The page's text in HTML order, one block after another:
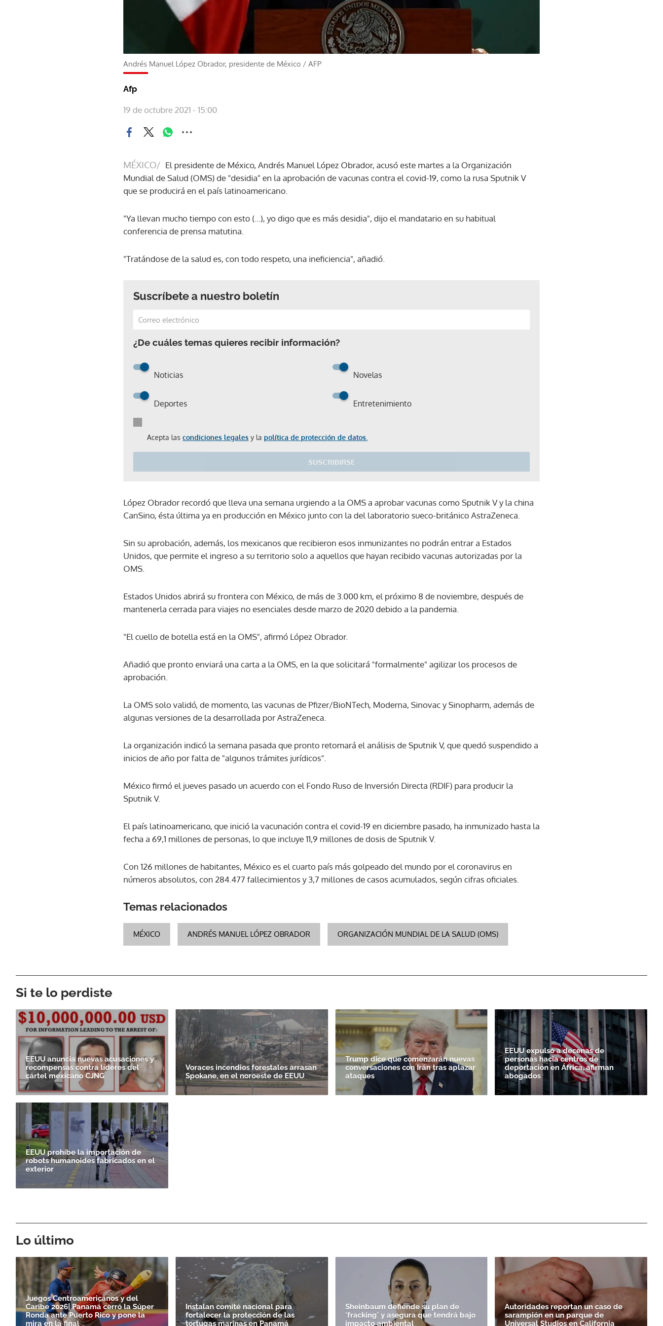
Andrés Manuel López Obrador, presidente de México / AFP
Afp
19 de octubre 2021 - 15:00
MÉXICO/ El presidente de México, Andrés Manuel López Obrador, acusó este martes a la Organización
Mundial de Salud (OMS) de "desidia" en la aprobación de vacunas contra el covid-19, como la rusa Sputnik V
que se producirá en el país latinoamericano.
"Ya llevan mucho tiempo con esto (...), yo digo que es más desidia", dijo el mandatario en su habitual
conferencia de prensa matutina.
"Tratándose de la salud es, con todo respeto, una ineficiencia", añadió.
Suscríbete a nuestro boletín
¿De cuáles temas quieres recibir información?
Noticias Novelas
Deportes Entretenimiento
Acepta las condiciones legales y la política de protección de datos.
SUSCRIBIRSE
Gracias por suscribirte a nuestro boletín.
López Obrador recordó que lleva una semana urgiendo a la OMS a aprobar vacunas como Sputnik V y la china
CanSino, ésta última ya en producción en México junto con la del laboratorio sueco-británico AstraZeneca.
Sin su aprobación, además, los mexicanos que recibieron esos inmunizantes no podrán entrar a Estados
Unidos, que permite el ingreso a su territorio solo a aquellos que hayan recibido vacunas autorizadas por la
OMS.
Estados Unidos abrirá su frontera con México, de más de 3.000 km, el próximo 8 de noviembre, después de
mantenerla cerrada para viajes no esenciales desde marzo de 2020 debido a la pandemia.
"El cuello de botella está en la OMS", afirmó López Obrador.
Añadió que pronto enviará una carta a la OMS, en la que solicitará "formalmente" agilizar los procesos de
aprobación.
La OMS solo validó, de momento, las vacunas de Pfizer/BioNTech, Moderna, Sinovac y Sinopharm, además de
algunas versiones de la desarrollada por AstraZeneca.
La organización indicó la semana pasada que pronto retomará el análisis de Sputnik V, que quedó suspendido a
inicios de año por falta de "algunos trámites jurídicos".
México firmó el jueves pasado un acuerdo con el Fondo Ruso de Inversión Directa (RDIF) para producir la
Sputnik V.
El país latinoamericano, que inició la vacunación contra el covid-19 en diciembre pasado, ha inmunizado hasta la
fecha a 69,1 millones de personas, lo que incluye 11,9 millones de dosis de Sputnik V.
Con 126 millones de habitantes, México es el cuarto país más golpeado del mundo por el coronavirus en
números absolutos, con 284.477 fallecimientos y 3,7 millones de casos acumulados, según cifras oficiales.
Temas relacionados
MÉXICO ANDRÉS MANUEL LÓPEZ OBRADOR ORGANIZACIÓN MUNDIAL DE LA SALUD (OMS)
Si te lo perdiste
EEUU anuncia nuevas acusaciones y
recompensas contra líderes del
cártel mexicano CJNG
Voraces incendios forestales arrasan
Spokane, en el noroeste de EEUU
Trump dice que comenzarán nuevas
conversaciones con Irán tras aplazar
ataques
EEUU expulsó a decenas de
personas hacia centros de
deportación en África, afirman
abogados
EEUU prohíbe la importación de
robots humanoides fabricados en el
exterior
Lo último
Juegos Centroamericanos y del
Caribe 2026| Panamá cerró la Súper
Ronda ante Puerto Rico y pone la
mira en la final
Instalan comité nacional para
fortalecer la protección de las
tortugas marinas en Panamá
Sheinbaum defiende su plan de
'fracking' y asegura que tendrá bajo
impacto ambiental
Autoridades reportan un caso de
sarampión en un parque de
Universal Studios en California